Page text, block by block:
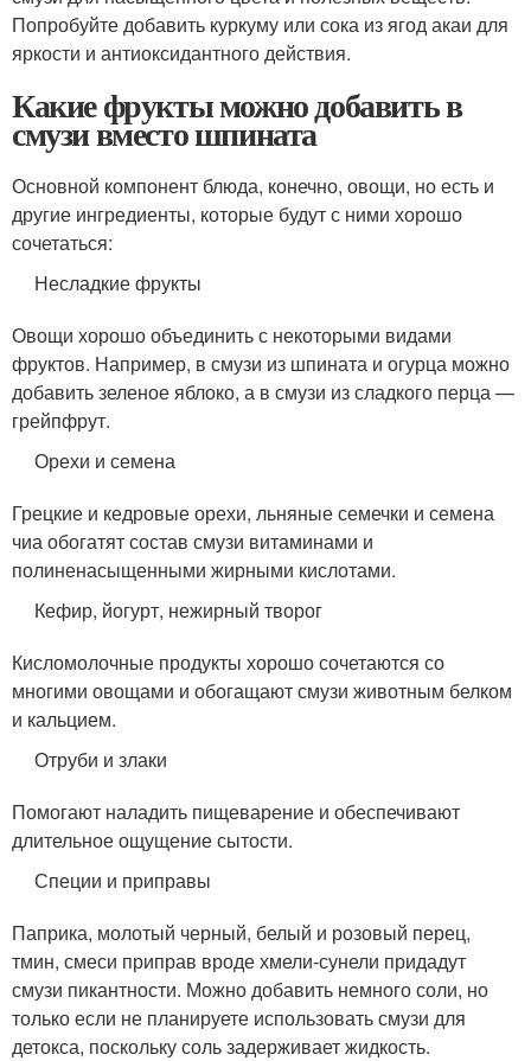
Попробуйте добавить куркуму или сока из ягод акаи для
яркости и антиоксидантного действия.
Какие фрукты можно добавить в
смузи вместо шпината
Основной компонент блюда, конечно, овощи, но есть и
другие ингредиенты, которые будут с ними хорошо
сочетаться:
Несладкие фрукты
Овощи хорошо объединить с некоторыми видами
фруктов. Например, в смузи из шпината и огурца можно
добавить зеленое яблоко, а в смузи из сладкого перца —
грейпфрут.
Орехи и семена
Грецкие и кедровые орехи, льняные семечки и семена
чиа обогатят состав смузи витаминами и
полиненасыщенными жирными кислотами.
Кефир, йогурт, нежирный творог
Кисломолочные продукты хорошо сочетаются со
многими овощами и обогащают смузи животным белком
и кальцием.
Отруби и злаки
Помогают наладить пищеварение и обеспечивают
длительное ощущение сытости.
Специи и приправы
Паприка, молотый черный, белый и розовый перец,
тмин, смеси приправ вроде хмели-сунели придадут
смузи пикантности. Можно добавить немного соли, но
только если не планируете использовать смузи для
детокса, поскольку соль задерживает жидкость.